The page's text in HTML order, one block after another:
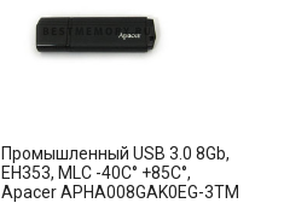
Промышленный USB 3.0 8Gb,
EH353, MLC -40C° +85C°,
Apacer APHA008GAK0EG-3TM